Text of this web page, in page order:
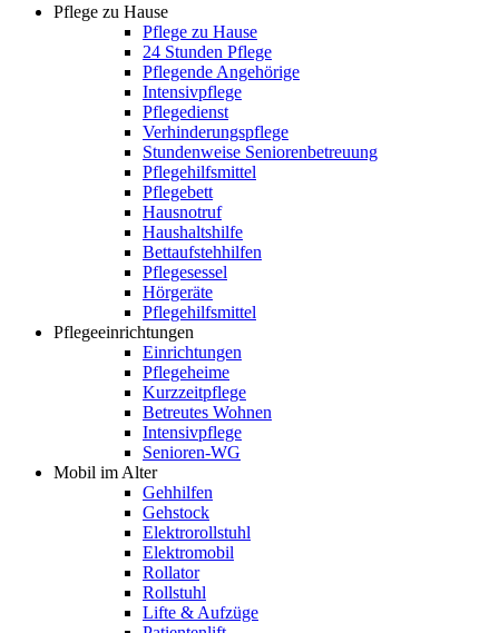
Pflege zu Hause
Pflege zu Hause
24 Stunden Pflege
Pflegende Angehörige
Intensivpflege
Pflegedienst
Verhinderungspflege
Stundenweise Seniorenbetreuung
Pflegehilfsmittel
Pflegebett
Hausnotruf
Haushaltshilfe
Bettaufstehhilfen
Pflegesessel
Hörgeräte
Pflegehilfsmittel
Pflegeeinrichtungen
Einrichtungen
Pflegeheime
Kurzzeitpflege
Betreutes Wohnen
Intensivpflege
Senioren-WG
Mobil im Alter
Gehhilfen
Gehstock
Elektrorollstuhl
Elektromobil
Rollator
Rollstuhl
Lifte & Aufzüge